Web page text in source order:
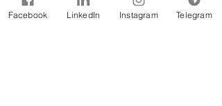
Facebook LinkedIn Instagram Telegram